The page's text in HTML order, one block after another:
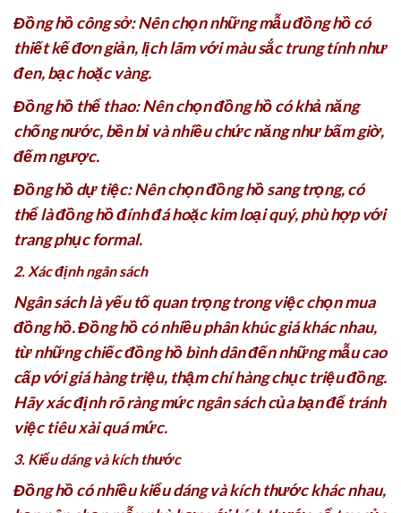
Đồng hồ công sở: Nên chọn những mẫu đồng hồ có
thiết kế đơn giản, lịch lãm với màu sắc trung tính như
đen, bạc hoặc vàng.
Đồng hồ thể thao: Nên chọn đồng hồ có khả năng
chống nước, bền bỉ và nhiều chức năng như bấm giờ,
đếm ngược.
Đồng hồ dự tiệc: Nên chọn đồng hồ sang trọng, có
thể là đồng hồ đính đá hoặc kim loại quý, phù hợp với
trang phục formal.
2. Xác định ngân sách
Ngân sách là yếu tố quan trọng trong việc chọn mua
đồng hồ. Đồng hồ có nhiều phân khúc giá khác nhau,
từ những chiếc đồng hồ bình dân đến những mẫu cao
cấp với giá hàng triệu, thậm chí hàng chục triệu đồng.
Hãy xác định rõ ràng mức ngân sách của bạn để tránh
việc tiêu xài quá mức.
3. Kiểu dáng và kích thước
Đồng hồ có nhiều kiểu dáng và kích thước khác nhau,